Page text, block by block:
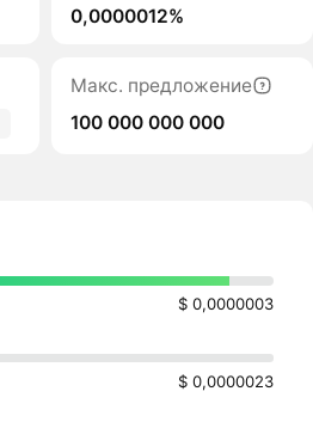
0,0000012%
Макс. предложение
100 000 000 000
$ 0,0000003
$ 0,0000023